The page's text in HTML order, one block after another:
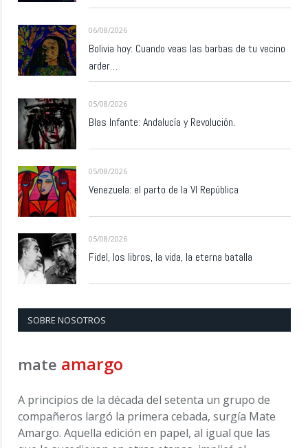
06/08/2026
Bolivia hoy: Cuando veas las barbas de tu vecino
arder…
05/08/2026
Blas Infante: Andalucía y Revolución.
05/08/2026
Venezuela: el parto de la VI República
05/08/2026
Fidel, los libros, la vida, la eterna batalla
SOBRE NOSOTROS
mate amargo
A principios de la década del setenta un grupo de
compañeros largó la primera cebada, surgía Mate
Amargo. Aquella edición en papel, al igual que las